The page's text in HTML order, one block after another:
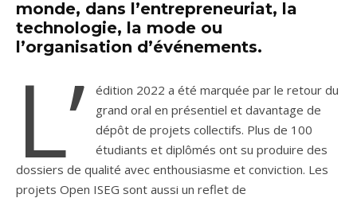
monde, dans l’entrepreneuriat, la
technologie, la mode ou
l’organisation d’événements.
L’
édition 2022 a été marquée par le retour du
grand oral en présentiel et davantage de
dépôt de projets collectifs. Plus de 100
étudiants et diplômés ont su produire des
dossiers de qualité avec enthousiasme et conviction. Les
projets Open ISEG sont aussi un reflet de